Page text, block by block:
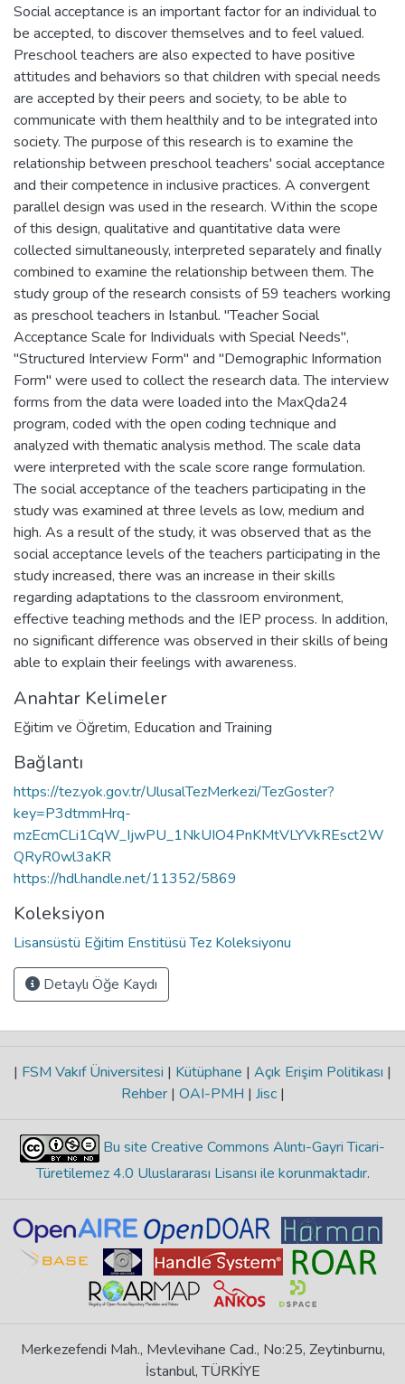
Social acceptance is an important factor for an individual to
be accepted, to discover themselves and to feel valued.
Preschool teachers are also expected to have positive
attitudes and behaviors so that children with special needs
are accepted by their peers and society, to be able to
communicate with them healthily and to be integrated into
society. The purpose of this research is to examine the
relationship between preschool teachers' social acceptance
and their competence in inclusive practices. A convergent
parallel design was used in the research. Within the scope
of this design, qualitative and quantitative data were
collected simultaneously, interpreted separately and finally
combined to examine the relationship between them. The
study group of the research consists of 59 teachers working
as preschool teachers in Istanbul. ''Teacher Social
Acceptance Scale for Individuals with Special Needs'',
''Structured Interview Form'' and ''Demographic Information
Form'' were used to collect the research data. The interview
forms from the data were loaded into the MaxQda24
program, coded with the open coding technique and
analyzed with thematic analysis method. The scale data
were interpreted with the scale score range formulation.
The social acceptance of the teachers participating in the
study was examined at three levels as low, medium and
high. As a result of the study, it was observed that as the
social acceptance levels of the teachers participating in the
study increased, there was an increase in their skills
regarding adaptations to the classroom environment,
effective teaching methods and the IEP process. In addition,
no significant difference was observed in their skills of being
able to explain their feelings with awareness.
Anahtar Kelimeler
Eğitim ve Öğretim, Education and Training
Bağlantı
https://tez.yok.gov.tr/UlusalTezMerkezi/TezGoster?
key=P3dtmmHrq-
mzEcmCLi1CqW_IjwPU_1NkUIO4PnKMtVLYVkREsct2W
QRyR0wl3aKR
https://hdl.handle.net/11352/5869
Koleksiyon
Lisansüstü Eğitim Enstitüsü Tez Koleksiyonu
Detaylı Öğe Kaydı
| FSM Vakıf Üniversitesi | Kütüphane | Açık Erişim Politikası |
Rehber | OAI-PMH | Jisc |
Bu site Creative Commons Alıntı-Gayri Ticari-
Türetilemez 4.0 Uluslararası Lisansı ile korunmaktadır.
Merkezefendi Mah., Mevlevihane Cad., No:25, Zeytinburnu,
İstanbul, TÜRKİYE